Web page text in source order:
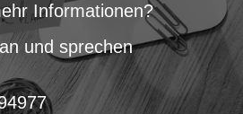
Informationen?
und sprechen